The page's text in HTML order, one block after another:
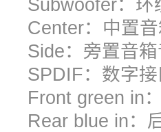
Subwoofer：环
Center：中置音
Side：旁置音箱
SPDIF：数字接
Frontgreenin：
Rearbluein：后